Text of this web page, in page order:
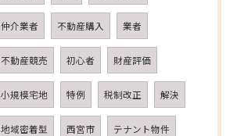
仲介業者 不動産購入 業者
不動産競売 初心者 財産評価
小規模宅地 特例 税制改正 解決
地域密着型 西宮市 テナント物件